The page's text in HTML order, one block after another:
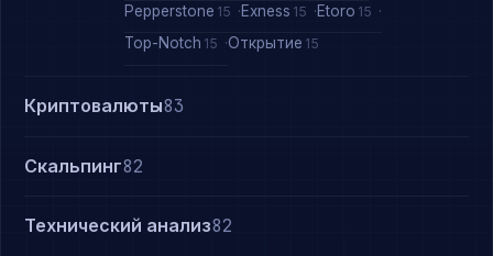
Pepperstone 15 Exness 15 Etoro 15
Top-Notch 15 Открытие 15
Криптовалюты83
Скальпинг82
Технический анализ82